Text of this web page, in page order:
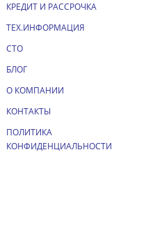
КРЕДИТ И РАССРОЧКА
ТЕХ.ИНФОРМАЦИЯ
СТО
БЛОГ
О КОМПАНИИ
КОНТАКТЫ
ПОЛИТИКА
КОНФИДЕНЦИАЛЬНОСТИ